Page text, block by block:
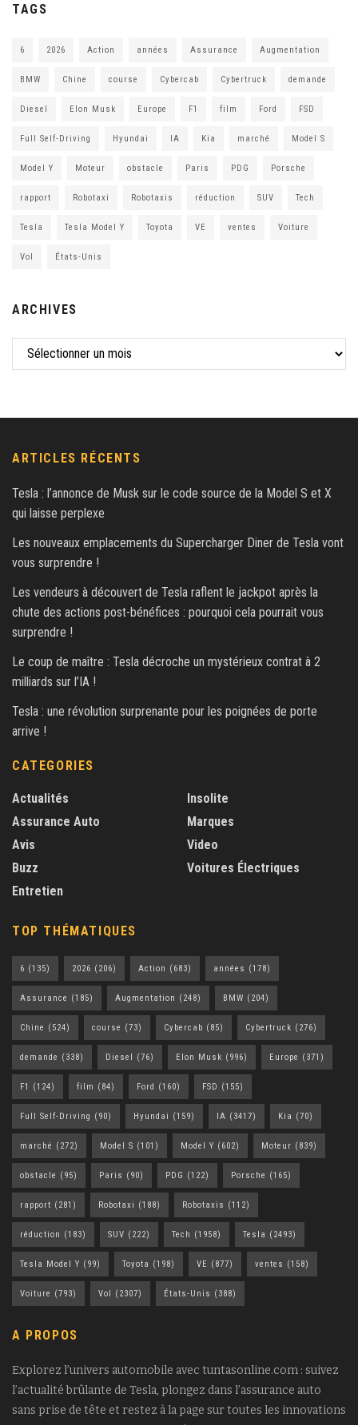
TAGS
6 2026 Action années Assurance Augmentation
BMW Chine course Cybercab Cybertruck demande
Diesel Elon Musk Europe F1 film Ford FSD
Full Self-Driving Hyundai IA Kia marché Model S
Model Y Moteur obstacle Paris PDG Porsche
rapport Robotaxi Robotaxis réduction SUV Tech
Tesla Tesla Model Y Toyota VE ventes Voiture
Vol États-Unis
ARCHIVES
ARTICLES RÉCENTS
Tesla : l’annonce de Musk sur le code source de la Model S et X
qui laisse perplexe
Les nouveaux emplacements du Supercharger Diner de Tesla vont
vous surprendre !
Les vendeurs à découvert de Tesla raflent le jackpot après la
chute des actions post-bénéfices : pourquoi cela pourrait vous
surprendre !
Le coup de maître : Tesla décroche un mystérieux contrat à 2
milliards sur l’IA !
Tesla : une révolution surprenante pour les poignées de porte
arrive !
CATEGORIES
Actualités
Assurance Auto
Avis
Buzz
Entretien
Insolite
Marques
Video
Voitures Électriques
TOP THÉMATIQUES
6 (135) 2026 (206) Action (683) années (178)
Assurance (185) Augmentation (248) BMW (204)
Chine (524) course (73) Cybercab (85) Cybertruck (276)
demande (338) Diesel (76) Elon Musk (996) Europe (371)
F1 (124) film (84) Ford (160) FSD (155)
Full Self-Driving (90) Hyundai (159) IA (3417) Kia (70)
marché (272) Model S (101) Model Y (602) Moteur (839)
obstacle (95) Paris (90) PDG (122) Porsche (165)
rapport (281) Robotaxi (188) Robotaxis (112)
réduction (183) SUV (222) Tech (1958) Tesla (2493)
Tesla Model Y (99) Toyota (198) VE (877) ventes (158)
Voiture (793) Vol (2307) États-Unis (388)
A PROPOS
Explorez l’univers automobile avec tuntasonline.com : suivez
l’actualité brûlante de Tesla, plongez dans l’assurance auto
sans prise de tête et restez à la page sur toutes les innovations